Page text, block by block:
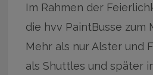
Im Rahmen der
die hvv PaintBusse zum
Mehr als nur Alster und
als Shuttles und später